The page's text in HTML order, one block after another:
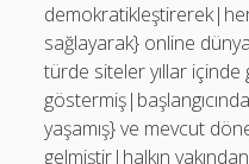
sağlayarak} online
türde siteler yıllar içinde
yaşamış} ve mevcut
gelmiştir|halkın